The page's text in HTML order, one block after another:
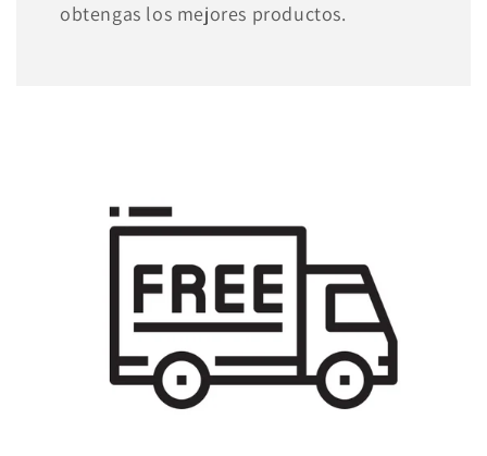
obtengas los mejores productos.